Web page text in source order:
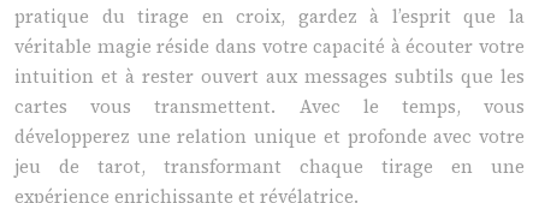
pratique du tirage en croix, gardez à l’esprit que la
véritable magie réside dans votre capacité à écouter votre
intuition et à rester ouvert aux messages subtils que les
cartes vous transmettent. Avec le temps, vous
développerez une relation unique et profonde avec votre
jeu de tarot, transformant chaque tirage en une
expérience enrichissante et révélatrice.